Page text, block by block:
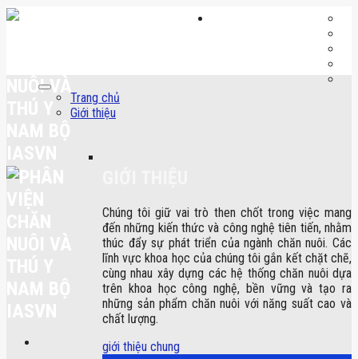
Skip
Trang chủ
Giới thiệu
Chúng tôi giữ vai trò then chốt trong việc mang
đến những kiến thức và công nghệ tiên tiến, nhằm
thúc đẩy sự phát triển của ngành chăn nuôi. Các
lĩnh vực khoa học của chúng tôi gắn kết chặt chẽ,
cùng nhau xây dựng các hệ thống chăn nuôi dựa
trên khoa học công nghệ, bền vững và tạo ra
những sản phẩm chăn nuôi với năng suất cao và
chất lượng.
giới thiệu chung